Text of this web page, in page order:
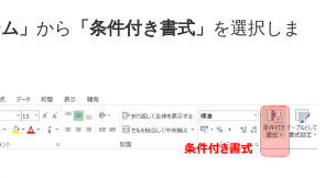
」 から 「条件付き書式」 を選択しま